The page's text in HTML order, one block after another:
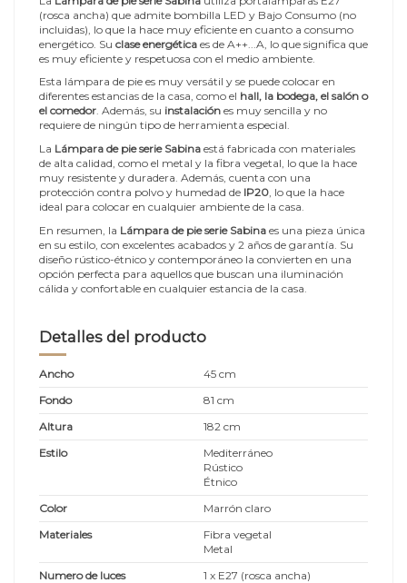
(rosca ancha) que admite bombilla LED y Bajo Consumo (no
incluidas), lo que la hace muy eficiente en cuanto a consumo
energético. Su clase energética es de A++...A, lo que significa que
es muy eficiente y respetuosa con el medio ambiente.
Esta lámpara de pie es muy versátil y se puede colocar en
diferentes estancias de la casa, como el hall, la bodega, el salón o
el comedor. Además, su instalación es muy sencilla y no
requiere de ningún tipo de herramienta especial.
La Lámpara de pie serie Sabina está fabricada con materiales
de alta calidad, como el metal y la fibra vegetal, lo que la hace
muy resistente y duradera. Además, cuenta con una
protección contra polvo y humedad de IP20 , lo que la hace
ideal para colocar en cualquier ambiente de la casa.
En resumen, la Lámpara de pie serie Sabina es una pieza única
en su estilo, con excelentes acabados y 2 años de garantía. Su
diseño rústico-étnico y contemporáneo la convierten en una
opción perfecta para aquellos que buscan una iluminación
cálida y confortable en cualquier estancia de la casa.
Detalles del producto
Ancho
45 cm
Fondo
81 cm
Altura
182 cm
Estilo
Mediterráneo
Rústico
Étnico
Color
Marrón claro
Materiales
Fibra vegetal
Metal
Numero de luces
1 x E27 (rosca ancha)